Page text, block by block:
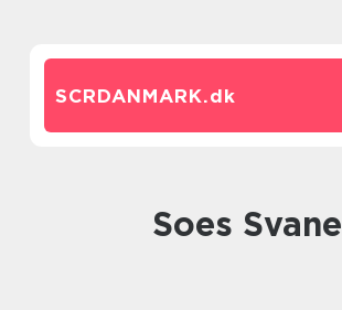
SCRDANMARK.dk
soes Svane